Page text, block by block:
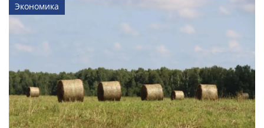
Экономика